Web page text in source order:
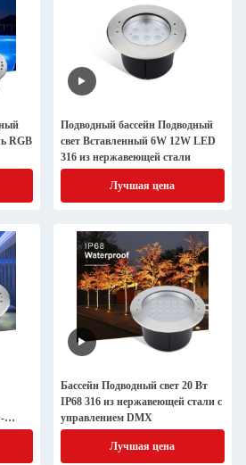
RGB
Подводный бассейн Подводный
свет Вставленный 6W 12W LED
316 из нержавеющей стали
Лучшая цена
Бассейн Подводный свет 20 Вт
IP68 316 из нержавеющей стали с
управлением DMX
Лучшая цена